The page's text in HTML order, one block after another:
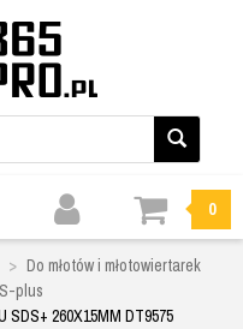
0
Do młotów i młotowiertarek
plus
SDS+ 260X15MM DT9575